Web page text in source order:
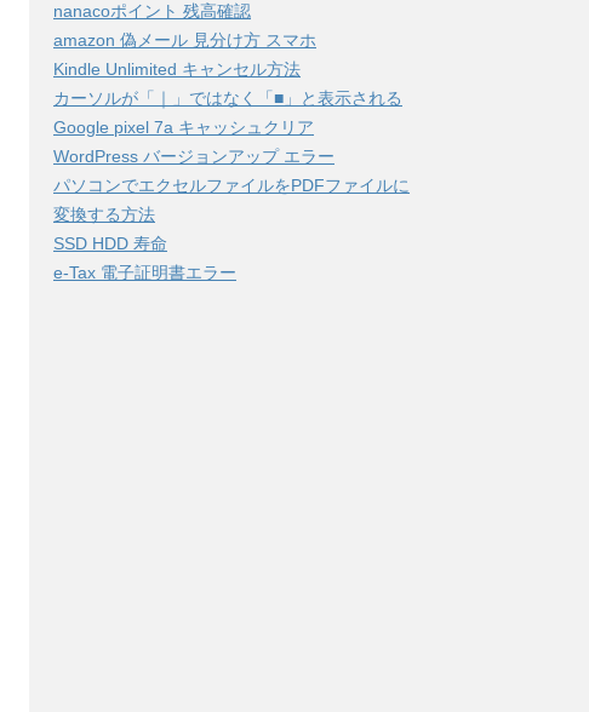
nanacoポイント 残高確認
amazon 偽メール 見分け方 スマホ
Kindle Unlimited キャンセル方法
カーソルが「｜」ではなく「■」と表示される
Google pixel 7a キャッシュクリア
WordPress バージョンアップ エラー
パソコンでエクセルファイルをPDFファイルに
変換する方法
SSD HDD 寿命
e-Tax 電子証明書エラー